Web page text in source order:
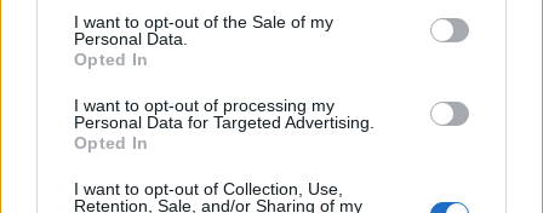
consent section.
I want to opt-out of the Sale of my
Personal Data.
Opted In
I want to opt-out of processing my
Personal Data for Targeted Advertising.
Opted In
I want to opt-out of Collection, Use,
Retention, Sale, and/or Sharing of my
*
Αποθήκευσε το όνομά μου, email, και τον ιστότοπο μου σε
αυτόν τον πλοηγό για την επόμενη φορά που θα σχολιάσω.